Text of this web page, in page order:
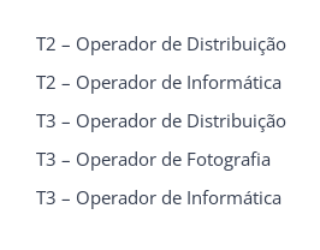
T2 – Operador de Distribuição
T2 – Operador de Informática
T3 – Operador de Distribuição
T3 – Operador de Fotografia
T3 – Operador de Informática